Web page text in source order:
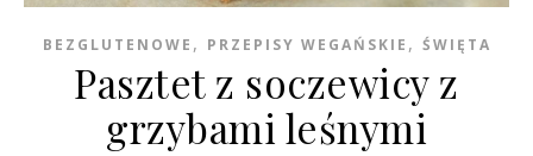
BEZGLUTENOWE , PRZEPISY WEGAŃSKIE , ŚWIĘTA
Pasztet z soczewicy z
grzybami leśnymi